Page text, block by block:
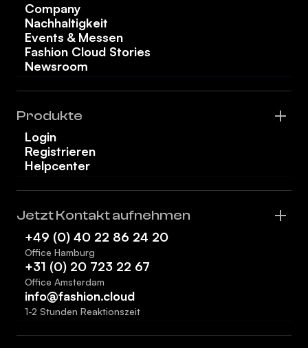
Company
Nachhaltigkeit
Events & Messen
Fashion Cloud Stories
Newsroom
Produkte
Login
Registrieren
Helpcenter
Jetzt Kontakt aufnehmen
+49 (0) 40 22 86 24 20
Office Hamburg
+31 (0) 20 723 22 67
Office Amsterdam
info@fashion.cloud
1-2 Stunden Reaktionszeit